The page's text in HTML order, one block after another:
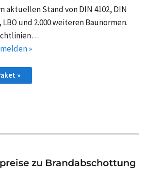
aktuellen Stand von DIN 4102, DIN
LBO und 2.000 weiteren Baunormen.
»
»
zu Brandabschottung